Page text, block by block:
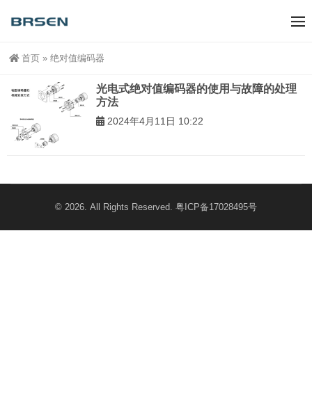
首页 » 绝对值编码器
光电式绝对值编码器的使用与故障的处理
方法
2024年4月11日 10:22
© 2026. All Rights Reserved. 粤ICP备17028495号